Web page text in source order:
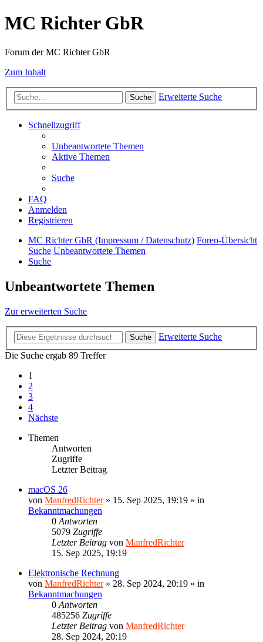
MC Richter GbR
Forum der MC Richter GbR
Zum Inhalt
Suche Erweiterte Suche
Schnellzugriff
Unbeantwortete Themen
Aktive Themen
Suche
FAQ
Anmelden
Registrieren
MC Richter GbR (Impressum / Datenschutz) Foren-Übersicht
Suche Unbeantwortete Themen
Suche
Unbeantwortete Themen
Zur erweiterten Suche
Suche
Erweiterte Suche
Die Suche ergab 89 Treffer
1
2
3
4
Nächste
Themen
Antworten
Zugriffe
Letzter Beitrag
macOS 26
von ManfredRichter» 15. Sep 2025, 19:19 » in
Bekanntmachungen
0 Antworten
5079 Zugriffe
Letzter Beitrag von ManfredRichter
15. Sep 2025, 19:19
Elektronische Rechnung
von ManfredRichter» 28. Sep 2024, 20:19 » in
Bekanntmachungen
0 Antworten
485256 Zugriffe
Letzter Beitrag von ManfredRichter
28. Sep 2024, 20:19